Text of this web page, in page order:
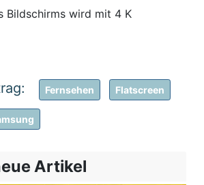
Bildschirms wird mit 4 K
Fernsehen Flatscreen
Artikel